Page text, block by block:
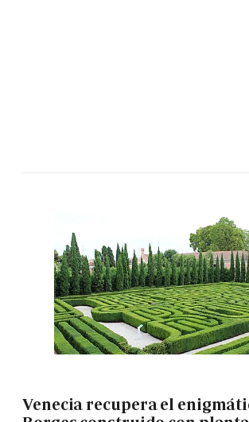
Venecia recupera el